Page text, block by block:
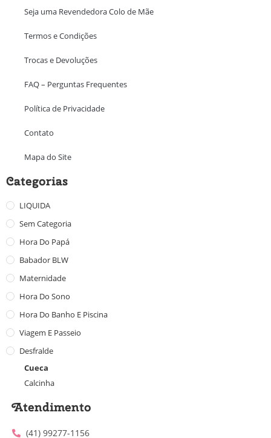
Seja uma Revendedora Colo de Mãe
Termos e Condições
Trocas e Devoluções
FAQ – Perguntas Frequentes
Política de Privacidade
Contato
Mapa do Site
Categorias
LIQUIDA
Sem Categoria
Hora Do Papá
Babador BLW
Maternidade
Hora Do Sono
Hora Do Banho E Piscina
Viagem E Passeio
Desfralde
Cueca
Calcinha
Atendimento
(41) 99277-1156